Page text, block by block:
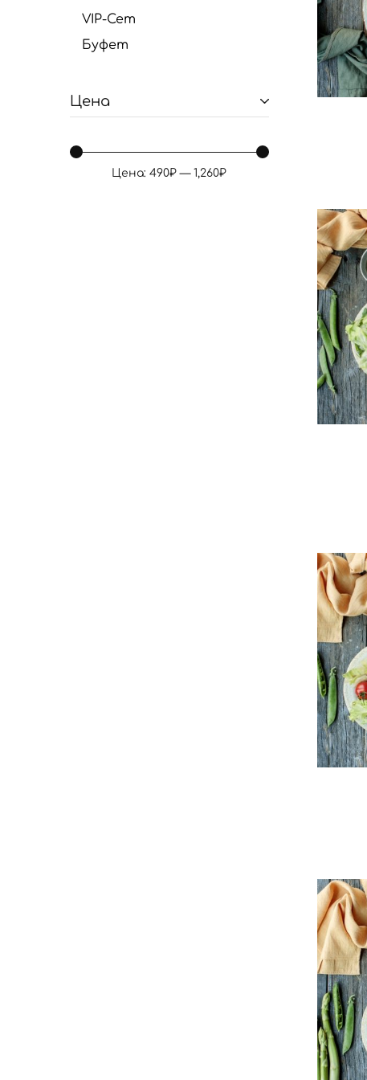
VIP-Сет
Буфет
Цена
Цена:490₽ —1,260₽